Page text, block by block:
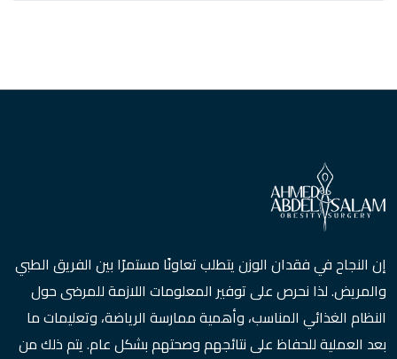
إن النجاح في فقدان الوزن يتطلب تعاونًا مستمرًا بين الفريق الطبي
والمريض. لذا نحرص على توفير المعلومات اللازمة للمرضى حول
النظام الغذائي المناسب، وأهمية ممارسة الرياضة، وتعليمات ما
بعد العملية للحفاظ على نتائجهم وصحتهم بشكل عام. يتم ذلك من